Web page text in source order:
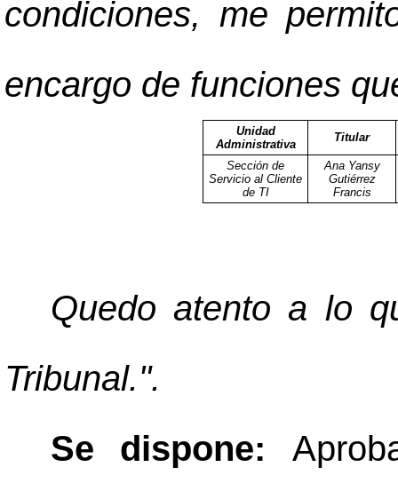
condiciones, me
encargo de funciones
Unidad
Administrativa
Titular
Sección de
Servicio al Cliente
de TI
Ana Yansy
Gutiérrez
Francis
Quedo atento a lo
Tribunal.".
Se dispone: